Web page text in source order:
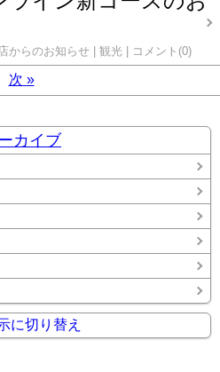
からのお知らせ 観光 コメント(0)
次 »
カイブ
に切り替え